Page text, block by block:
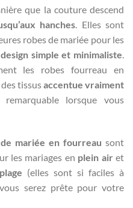
que la couture descend
hanches. Elles sont
robes de mariée pour les
design simple et minimaliste.
les robes fourreau en
tissusaccentue vraiment
lorsque vous
mariée en fourreau sont
les mariages en plein air et
(elles sont si faciles à
serez prête pour votre